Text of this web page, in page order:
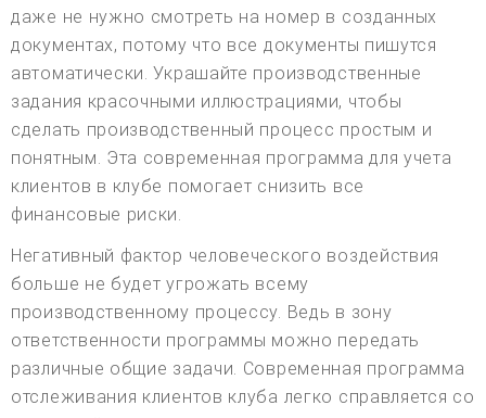
даже не нужно смотреть на номер в созданных
документах, потому что все документы пишутся
автоматически. Украшайте производственные
задания красочными иллюстрациями, чтобы
сделать производственный процесс простым и
понятным. Эта современная программа для учета
клиентов в клубе помогает снизить все
финансовые риски.
Негативный фактор человеческого воздействия
больше не будет угрожать всему
производственному процессу. Ведь в зону
ответственности программы можно передать
различные общие задачи. Современная программа
отслеживания клиентов клуба легко справляется со